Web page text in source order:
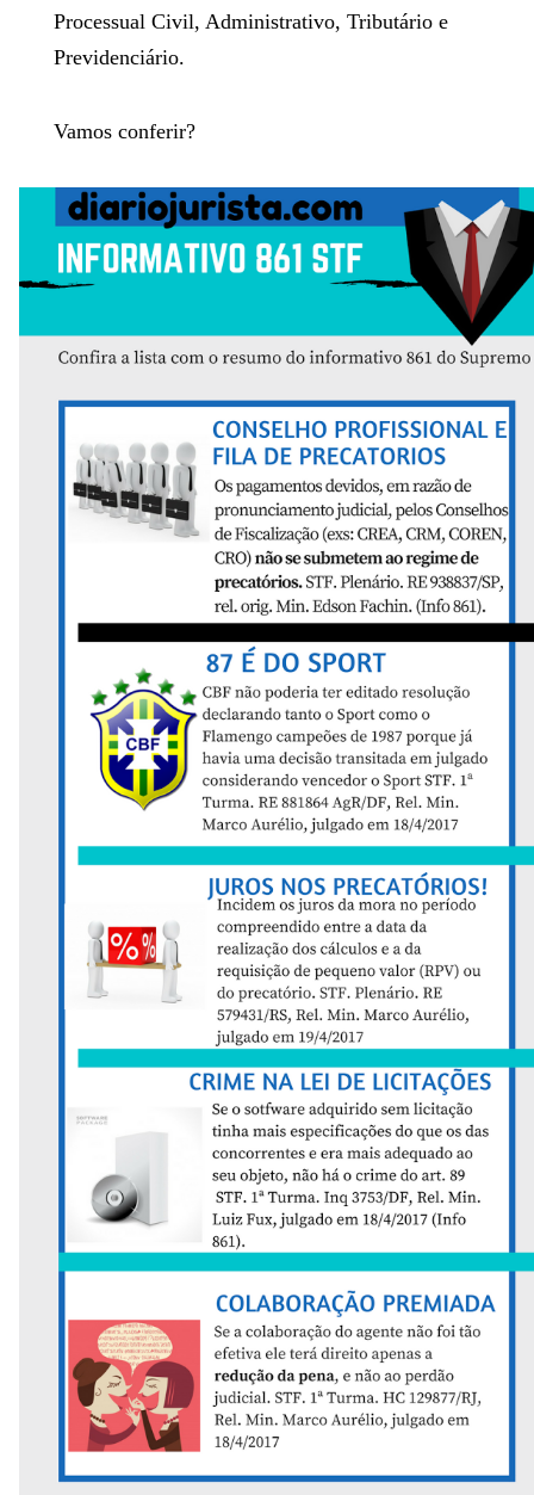
Processual Civil, Administrativo, Tributário e
Previdenciário.
Vamos conferir?